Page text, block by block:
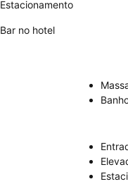
Estacionamento
Bar no hotel